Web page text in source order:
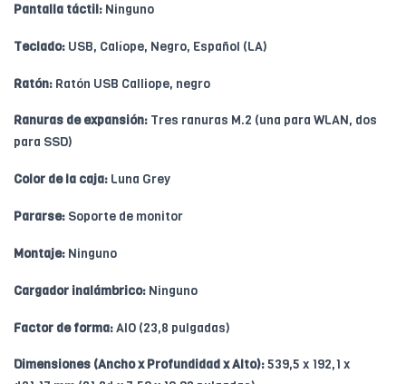
Pantalla táctil: Ninguno
Teclado: USB, Calíope, Negro, Español (LA)
Ratón: Ratón USB Calliope, negro
Ranuras de expansión: Tres ranuras M.2 (una para WLAN, dos
para SSD)
Color de la caja: Luna Grey
Pararse: Soporte de monitor
Montaje: Ninguno
Cargador inalámbrico: Ninguno
Factor de forma:AIO (23,8 pulgadas)
Dimensiones (Ancho x Profundidad x Alto):539,5 x 192,1 x